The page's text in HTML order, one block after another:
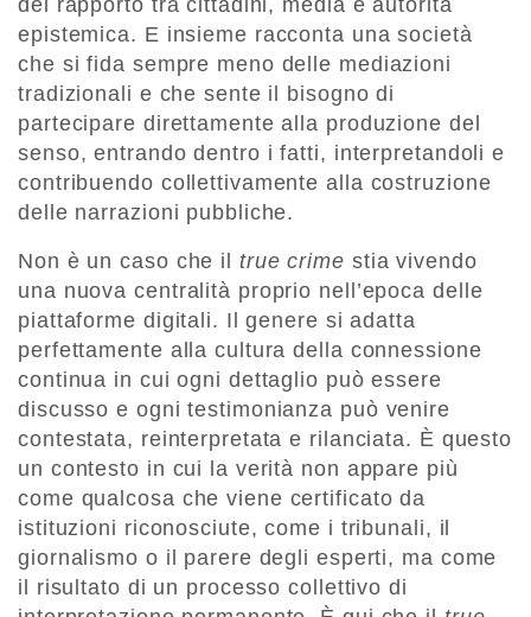
del rapporto tra cittadini, media e autorità
epistemica. E insieme racconta una società
che si fida sempre meno delle mediazioni
tradizionali e che sente il bisogno di
partecipare direttamente alla produzione del
senso, entrando dentro i fatti, interpretandoli e
contribuendo collettivamente alla costruzione
delle narrazioni pubbliche.
Non è un caso che il true crime stia vivendo
una nuova centralità proprio nell’epoca delle
piattaforme digitali. Il genere si adatta
perfettamente alla cultura della connessione
continua in cui ogni dettaglio può essere
discusso e ogni testimonianza può venire
contestata, reinterpretata e rilanciata. È questo
un contesto in cui la verità non appare più
come qualcosa che viene certificato da
istituzioni riconosciute, come i tribunali, il
giornalismo o il parere degli esperti, ma come
il risultato di un processo collettivo di